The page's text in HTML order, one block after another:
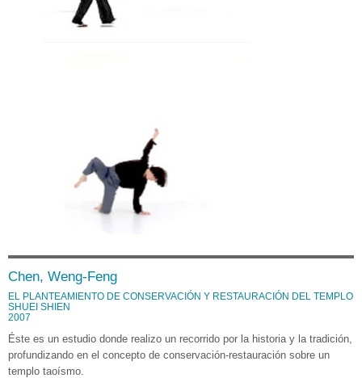
Chen, Weng-Feng
EL PLANTEAMIENTO DE CONSERVACIÓN Y RESTAURACIÓN DEL TEMPLO
SHUEI SHIEN
2007
Éste es un estudio donde realizo un recorrido por la historia y la tradición,
profundizando en el concepto de conservación-restauración sobre un
templo taoísmo.